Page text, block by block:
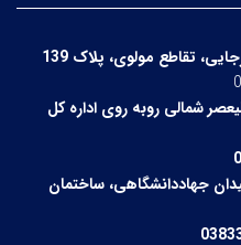
تقاطع مولوی، پلاک 139
شمالی روبه روی اداره کل
جهاددانشگاهی، ساختمان